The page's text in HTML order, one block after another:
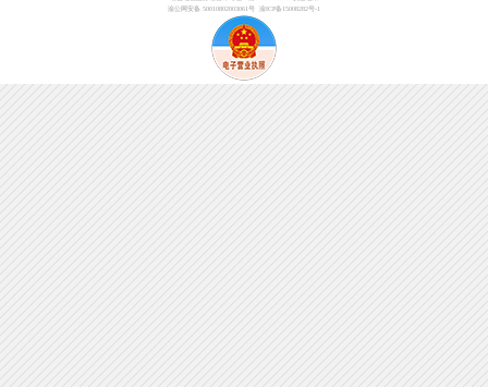
渝公网安备 50010802003061号
渝ICP备15008282号-1